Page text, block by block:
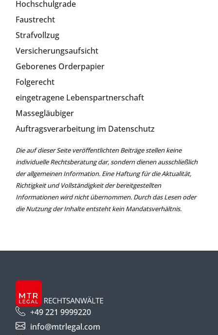
Hochschulgrade
Faustrecht
Strafvollzug
Versicherungsaufsicht
Geborenes Orderpapier
Folgerecht
eingetragene Lebenspartnerschaft
Massegläubiger
Auftragsverarbeitung im Datenschutz
Die auf dieser Seite veröffentlichten Beiträge stellen keine
individuelle Rechtsberatung dar, sondern dienen ausschließlich
der allgemeinen Information. Eine Haftung für die Aktualität,
Richtigkeit und Vollständigkeit der bereitgestellten
Informationen wird nicht übernommen. Durch das Lesen oder
die Nutzung der Inhalte entsteht kein Mandatsverhältnis.
+49 221 9999220
info@mtrlegal.com